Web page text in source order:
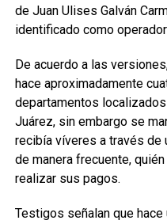
de Juan Ulises Galván
identificado como
De acuerdo a las
hace aproximadamente
departamentos
Juárez, sin embargo se
recibía víveres a través de
de manera frecuente,
realizar sus pagos.
Testigos señalan que